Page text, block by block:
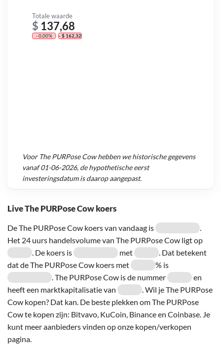
Live The PURPose Cow koers
De The PURPose Cow koers van vandaag is
.
Het 24 uurs handelsvolume van The PURPose Cow ligt op
. De koers is
met
. Dat betekent
dat de The PURPose Cow koers met
% is
. The PURPose Cow is de nummer
en
heeft een marktkapitalisatie van
. Wil je The PURPose
Cow kopen? Dat kan. De beste plekken om The PURPose
Cow te kopen zijn: Bitvavo, KuCoin, Binance en Coinbase. Je
kunt meer aanbieders vinden op onze kopen/verkopen
pagina.
Totale waarde
$ 137,68
- 0,00% - $ 162,32
Voor The PURPose Cowhebben we historische gegevens
vanaf01-06-2026, de hypothetische eerst
investeringsdatum is daarop aangepast.